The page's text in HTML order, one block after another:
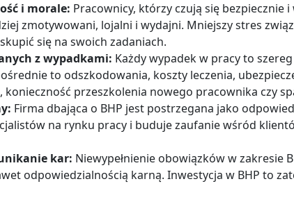
i morale: Pracownicy, którzy czują się bezpiecznie
zmotywowani, lojalni i wydajni. Mniejszy stres
się na swoich zadaniach.
z wypadkami: Każdy wypadek w pracy to
to odszkodowania, koszty leczenia,
przeszkolenia nowego pracownika czy
Firma dbająca o BHP jest postrzegana jako
na rynku pracy i buduje zaufanie wśród
kar: Niewypełnienie obowiązków w zakresie
odpowiedzialnością karną. Inwestycja w BHP to